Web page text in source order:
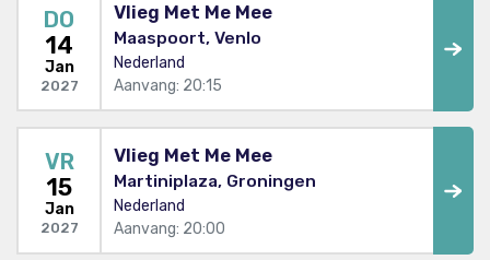
DO
14
Jan
2027
Vlieg Met Me Mee
Maaspoort, Venlo
Nederland
Aanvang: 20:15
VR
15
Jan
2027
Vlieg Met Me Mee
Martiniplaza, Groningen
Nederland
Aanvang: 20:00